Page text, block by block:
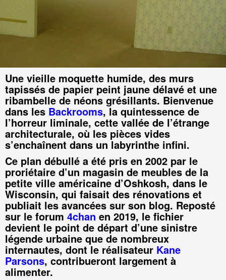
Une vieille moquette humide, des murs
tapissés de papier peint jaune délavé et une
ribambelle de néons grésillants. Bienvenue
dans les Backrooms, la quintessence de
l’horreur liminale, cette vallée de l’étrange
architecturale, où les pièces vides
s’enchaînent dans un labyrinthe infini.
Ce plan débullé a été pris en 2002 par le
proriétaire d’un magasin de meubles de la
petite ville américaine d’Oshkosh, dans le
Wisconsin, qui faisait des rénovations et
publiait les avancées sur son blog. Reposté
sur le forum 4chan en 2019, le fichier
devient le point de départ d’une sinistre
légende urbaine que de nombreux
internautes, dont le réalisateur Kane
Parsons, contribueront largement à
alimenter.